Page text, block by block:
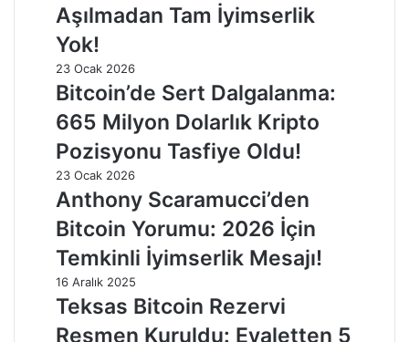
Aşılmadan Tam İyimserlik
Yok!
23 Ocak 2026
Bitcoin’de Sert Dalgalanma:
665 Milyon Dolarlık Kripto
Pozisyonu Tasfiye Oldu!
23 Ocak 2026
Anthony Scaramucci’den
Bitcoin Yorumu: 2026 İçin
Temkinli İyimserlik Mesajı!
16 Aralık 2025
Teksas Bitcoin Rezervi
Resmen Kuruldu: Eyaletten 5